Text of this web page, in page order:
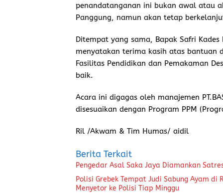
penandatanganan ini bukan awal atau
Panggung, namun akan tetap
Ditempat yang sama, Bapak Safri
menyatakan terima kasih atas bantuan
Fasilitas Pendidikan dan Pemakaman
baik.
Acara ini digagas oleh manajemen
disesuaikan dengan Program PPM
Ril /Akwam & Tim Humas/ aidil
Berita Terkait
Pengedar Asal Saka Jaya Diamankan
Polisi Grebek Tempat Judi Sabung Ayam di
Menyetor ke Polisi Tiap Minggu